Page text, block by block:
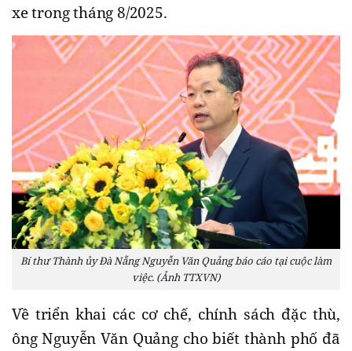
xe trong tháng 8/2025.
Bí thư Thành ủy Đà Nẵng Nguyễn Văn Quảng báo cáo tại cuộc làm
việc. (Ảnh TTXVN)
Về triển khai các cơ chế, chính sách đặc thù,
ông Nguyễn Văn Quảng cho biết thành phố đã